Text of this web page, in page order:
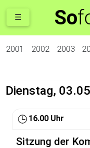
So
☰
2001 2002 2003
Dienstag,
16.00 Uhr
Sitzung der